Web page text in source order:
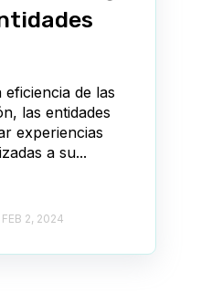
de las
las entidades
experiencias
a su...
FEB 2, 2024